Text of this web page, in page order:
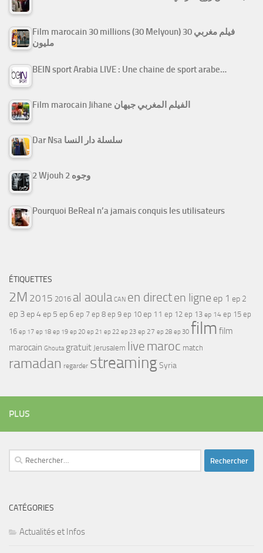
Film marocain 30 millions (30 Melyoun) فيلم مغربي 30
مليون
BEIN sport Arabia LIVE : Une chaine de sport arabe…
Film marocain Jihane الفيلم المغربي جيهان
Dar Nsa سلسلة دار النسا
2 Wjouh 2 وجوه
Pourquoi BeReal n’a jamais conquis les utilisateurs
ÉTIQUETTES
2M 2015 2016 al aoula CAN en directen ligne ep 1 ep 2
ep 3ep 4ep 5 ep 6 ep 7 ep 8 ep 9 ep 10 ep 11 ep 12 ep 13 ep 14 ep 15 ep
16 ep 17 ep 18 ep 19 ep 20 ep 21 ep 22 ep 23 ep 27 ep 28 ep 30 film film
marocain Ghouta gratuit Jerusalem live maroc match
ramadan regarder streamingSyria
PLUS
Rechercher :
CATÉGORIES
Actualités et Infos